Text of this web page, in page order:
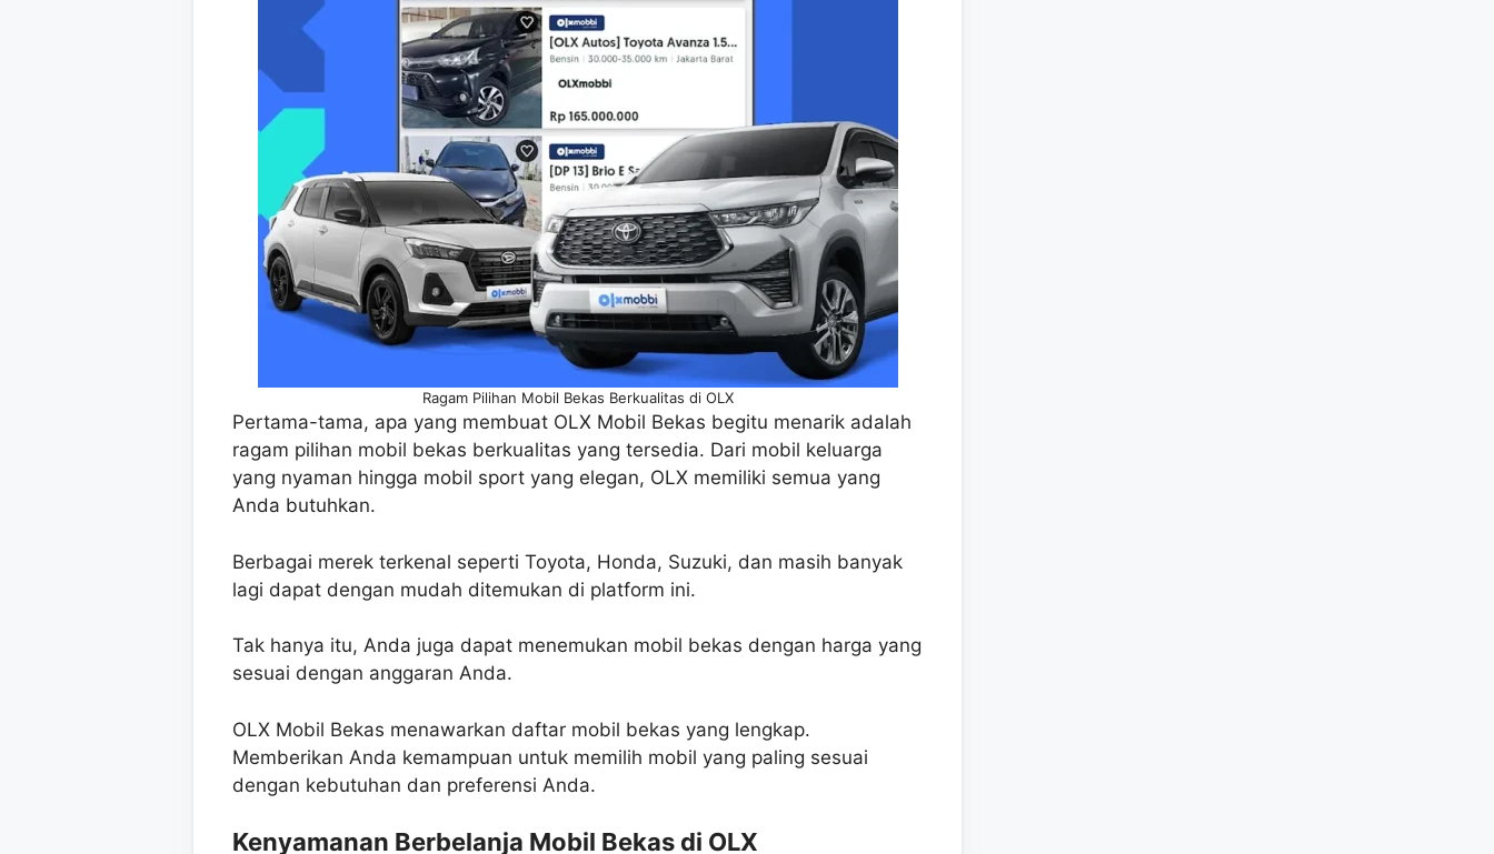
Ragam Pilihan Mobil Bekas Berkualitas di OLX
Pertama-tama, apa yang membuat OLX Mobil Bekas begitu menarik adalah
ragam pilihan mobil bekas berkualitas yang tersedia. Dari mobil keluarga
yang nyaman hingga mobil sport yang elegan, OLX memiliki semua yang
Anda butuhkan.
Berbagai merek terkenal seperti Toyota, Honda, Suzuki, dan masih banyak
lagi dapat dengan mudah ditemukan di platform ini.
Tak hanya itu, Anda juga dapat menemukan mobil bekas dengan harga yang
sesuai dengan anggaran Anda.
OLX Mobil Bekas menawarkan daftar mobil bekas yang lengkap.
Memberikan Anda kemampuan untuk memilih mobil yang paling sesuai
dengan kebutuhan dan preferensi Anda.
Kenyamanan Berbelanja Mobil Bekas di OLX